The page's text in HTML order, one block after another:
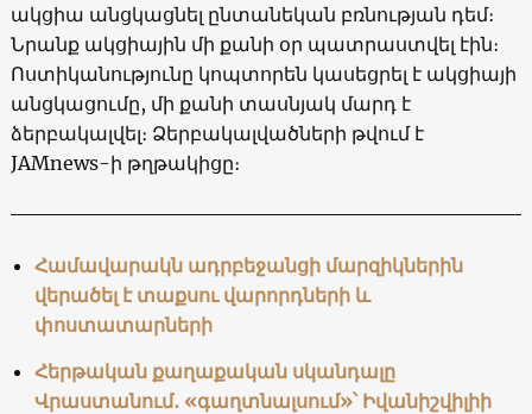
ակցիա անցկացնել ընտանեկան բռնության դեմ։
Նրանք ակցիային մի քանի օր պատրաստվել էին։
Ոստիկանությունը կոպտորեն կասեցրել է ակցիայի
անցկացումը, մի քանի տասնյակ մարդ է
ձերբակալվել։ Ձերբակալվածների թվում է
JAMnews-ի թղթակիցը։
Համավարակն ադրբեջանցի մարզիկներին
վերածել է տաքսու վարորդների և
փոստատարների
Հերթական քաղաքական սկանդալը
Վրաստանում․ «գաղտնալսում»՝ Իվանիշվիլիի